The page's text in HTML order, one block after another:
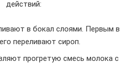
действий:
в бокал слоями. Первым в
переливают сироп.
прогретую смесь молока с